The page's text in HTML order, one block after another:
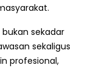
sekadar
sekaligus
profesional,